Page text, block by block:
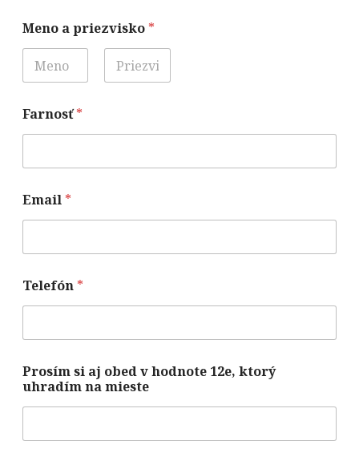
Meno a priezvisko *
Farnosť*
Email *
Telefón *
Prosím si aj obed v hodnote 12e, ktorý
uhradím na mieste